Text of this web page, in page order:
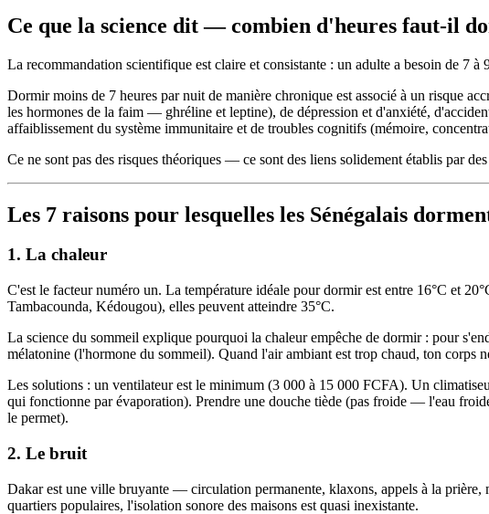
Ce que la science dit — combien d'heures faut-il
La recommandation scientifique est claire et consistante : un adulte a besoin de 7
Dormir moins de 7 heures par nuit de manière chronique est associé à un risque
les hormones de la faim — ghréline et leptine), de dépression et d'anxiété,
affaiblissement du système immunitaire et de troubles cognitifs (mémoire,
Ce ne sont pas des risques théoriques — ce sont des liens solidement établis par
Les 7 raisons pour lesquelles les Sénégalais
1. La chaleur
C'est le facteur numéro un. La température idéale pour dormir est entre 16°C et
Tambacounda, Kédougou), elles peuvent atteindre 35°C.
La science du sommeil explique pourquoi la chaleur empêche de dormir : pour
mélatonine (l'hormone du sommeil). Quand l'air ambiant est trop chaud, ton corps
Les solutions : un ventilateur est le minimum (3 000 à 15 000 FCFA). Un
qui fonctionne par évaporation). Prendre une douche tiède (pas froide — l'eau
le permet).
2. Le bruit
Dakar est une ville bruyante — circulation permanente, klaxons, appels à la prière,
quartiers populaires, l'isolation sonore des maisons est quasi inexistante.